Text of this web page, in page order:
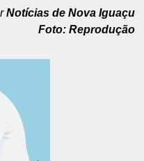
Notícias de Nova Iguaçu
Foto: Reprodução